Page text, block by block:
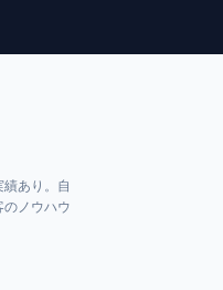
あり。自
ノウハウ